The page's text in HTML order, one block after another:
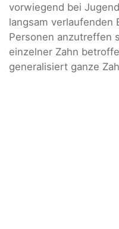
vorwiegend bei
langsam verlaufenden
Personen anzutreffen
einzelner Zahn
generalisiert ganze